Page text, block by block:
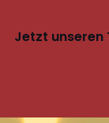
Jetzt unseren